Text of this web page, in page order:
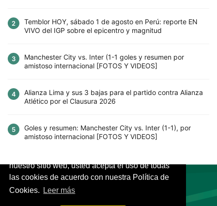
Este sitio utiliza cookies para mejorar la
nuestro sitio web, usted acepta el uso de todas
las cookies de acuerdo con nuestra Política de
Cookies.
Leer más
2
Temblor HOY, sábado 1 de agosto en Perú: reporte EN
VIVO del IGP sobre el epicentro y magnitud
3
Manchester City vs. Inter (1-1 goles y resumen por
amistoso internacional [FOTOS Y VIDEOS]
4
Alianza Lima y sus 3 bajas para el partido contra Alianza
Atlético por el Clausura 2026
5
Goles y resumen: Manchester City vs. Inter (1-1), por
amistoso internacional [FOTOS Y VIDEOS]